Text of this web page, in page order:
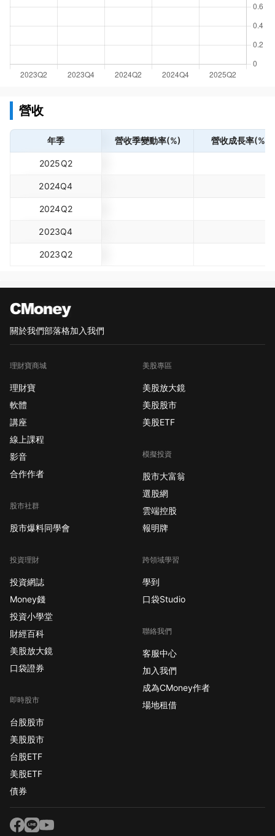
營收
年季 營收季變動率(%) 營收成長率(%)
2025Q2
2024Q4
2024Q2
2023Q4
2023Q2
關於我們部落格加入我們
理財寶商城
理財寶
軟體
講座
線上課程
影音
合作作者
股市社群
股市爆料同學會
投資理財
投資網誌
Money錢
投資小學堂
財經百科
美股放大鏡
口袋證券
即時股市
台股股市
美股股市
台股ETF
美股ETF
債券
美股專區
美股放大鏡
美股股市
美股ETF
模擬投資
股市大富翁
選股網
雲端控股
報明牌
跨領域學習
學到
口袋Studio
聯絡我們
客服中心
加入我們
成為CMoney作者
場地租借